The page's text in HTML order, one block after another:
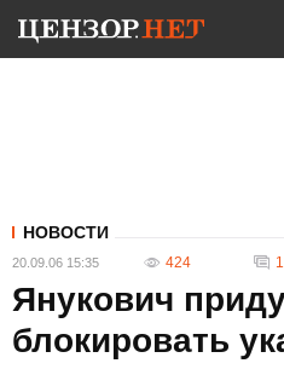
НОВОСТИ
20.09.06 15:35 424
Янукович
блокировать